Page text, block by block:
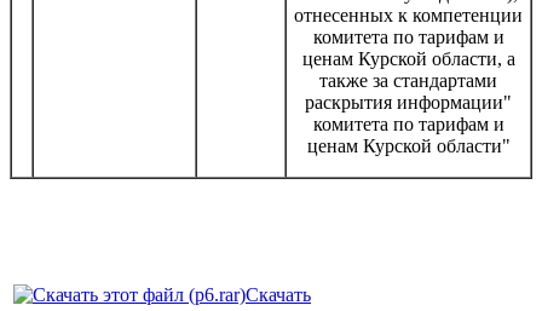
отнесенных к компетенции
комитета по тарифам и
ценам Курской области, а
также за стандартами
раскрытия информации"
комитета по тарифам и
ценам Курской области"
Скачать